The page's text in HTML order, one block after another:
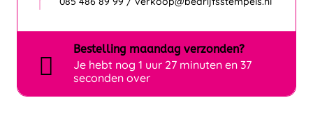
Bestelling maandag verzonden?
Je hebt nog 1 uur 27 minuten en 37
seconden over